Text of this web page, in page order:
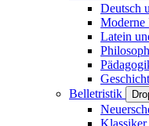
Deutsch
Moderne
Latein
Belletristik
Klassiker